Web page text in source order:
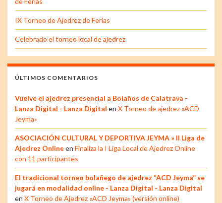
IX Torneo de Ajedrez de Ferias
Celebrado el torneo local de ajedrez
ÚLTIMOS COMENTARIOS
Vuelve el ajedrez presencial a Bolaños de Calatrava -
Lanza Digital - Lanza Digital en X Torneo de ajedrez «ACD
Jeyma»
ASOCIACIÓN CULTURAL Y DEPORTIVA JEYMA » II Liga de
Ajedrez Onlineen Finaliza la I Liga Local de Ajedrez Online
con 11 participantes
El tradicional torneo bolañego de ajedrez “ACD Jeyma” se
jugará en modalidad online - Lanza Digital - Lanza Digital
en X Torneo de Ajedrez «ACD Jeyma» (versión online)